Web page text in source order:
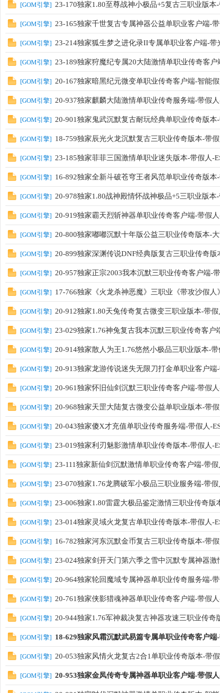
[GOM引擎] 23-170独家1.80至尊战神小极品+5复古三职业版本
[GOM引擎] 23-165独家千世复古专属神器公益单职业客户端-
[GOM引擎] 23-214独家狐生梦之进化录II专属单职业客户端-带
[GOM引擎] 23-189独家狩魔纪专属20大陆激情单职业传奇客
[GOM引擎] 20-167独家暗黑纪元微变单职业传奇客户端-智能
[GOM引擎] 20-937独家麒麟大陆激情单职业传奇服务端-带假
[GOM引擎] 20-901独家鬼武沉默复古耐玩经典单职业传奇版
[GOM引擎] 18-759独家辰光火龙沉默复古三职业传奇版本-带
[GOM引擎] 23-185独家菲菲三国激情单职业迷失版本-带假人-
[GOM引擎] 16-892独家全新斗破苍穹王者风范单职业传奇版
[GOM引擎] 20-978独家1.80战神殿情怀战神极品+5三职业版本
[GOM引擎] 20-919独家霸天烈斩神器单职业传奇客户端-带假
[GOM引擎] 20-800独家嘟嘟沉默十年版公益三职业传奇版本-
[GOM引擎] 20-899独家深渊传说DNF经典版复古三职业传奇
[GOM引擎] 20-957独家正宗2003我本沉默三职业传奇客户端-
[GOM引擎] 17-766独家《火龙杀神恶魔》三职业《带攻沙假
[GOM引擎] 20-912独家1.80天兔传奇复古微变三职业版本-带
[GOM引擎] 23-029独家1.76神兔复古我本沉默三职业传奇客户
[GOM引擎] 20-914独家散人为王1.76悠然小极品三职业版本-
[GOM引擎] 20-913独家龙游传说迷失无限刀打金单职业客户
[GOM引擎] 20-961独家怀旧仙剑沉默三职业传奇客户端-带假
[GOM引擎] 20-968独家天罡大陆复古微变公益单职业版本-带
[GOM引擎] 20-043独家傻X才充值单职业传奇服务端-带假人-
[GOM引擎] 23-019独家利刃魅影激情单职业传奇版本-带假人-
[GOM引擎] 23-111独家新仙剑沉默激情单职业传奇客户端-带
[GOM引擎] 23-070独家1.76龙腾破军小极品三职业服务端-带
[GOM引擎] 23-006独家1.80雷霆大极品鉴定激情三职业传奇版
[GOM引擎] 23-014独家灵域火龙复古单职业传奇版本-带假人-
[GOM引擎] 16-782独家河东沉默金币复古三职业传奇版本-带
[GOM引擎] 23-024独家剑开天门第六季之雪中沉默专属神器
[GOM引擎] 20-964独家轮回魔域专属神器单职业传奇服务端-
[GOM引擎] 20-761独家侠影猎魂神器单职业传奇客户端-带假
[GOM引擎] 20-944独家1.76军神裁决复古神器攻速三职业传奇
[GOM引擎] 18-629独家风霜沉默武易篇专属单职业传奇客户
[GOM引擎] 20-053独家风情火龙复古2合1单职业传奇版本-带
[GOM引擎] 20-953独家金凤传奇专属神器单职业客户端-带假